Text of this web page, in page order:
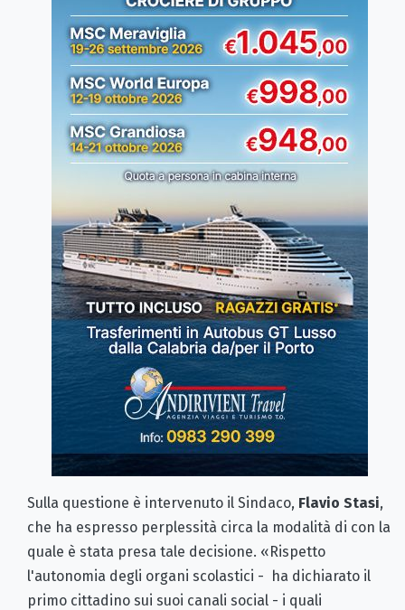
Sulla questione è intervenuto il Sindaco, Flavio Stasi,
che ha espresso perplessità circa la modalità di con la
quale è stata presa tale decisione. «Rispetto
l'autonomia degli organi scolastici - ha dichiarato il
primo cittadino sui suoi canali social - i quali